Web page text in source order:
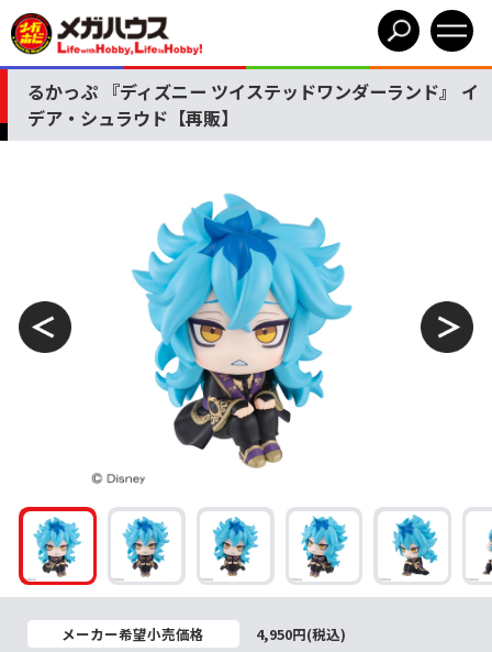
るかっぷ 『ディズニー ツイステッドワンダーランド』 イ
デア・シュラウド【再販】
メーカー希望小売価格 4,950円(税込)